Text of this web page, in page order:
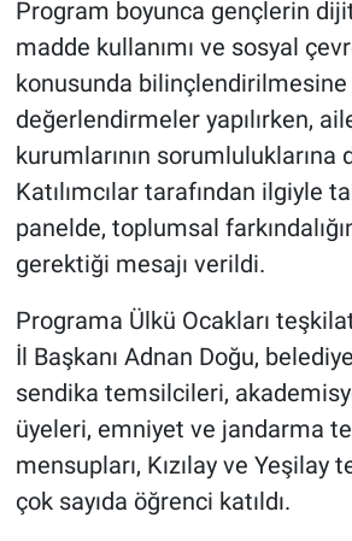
Program boyunca gençlerin
madde kullanımı ve sosyal
konusunda
değerlendirmeler yapılırken,
kurumlarının sorumluluklarına
Katılımcılar tarafından ilgiyle
panelde, toplumsal
gerektiği mesajı verildi.
Programa Ülkü Ocakları
İl Başkanı Adnan Doğu,
sendika temsilcileri,
üyeleri, emniyet ve jandarma
mensupları, Kızılay ve Yeşilay
çok sayıda öğrenci katıldı.